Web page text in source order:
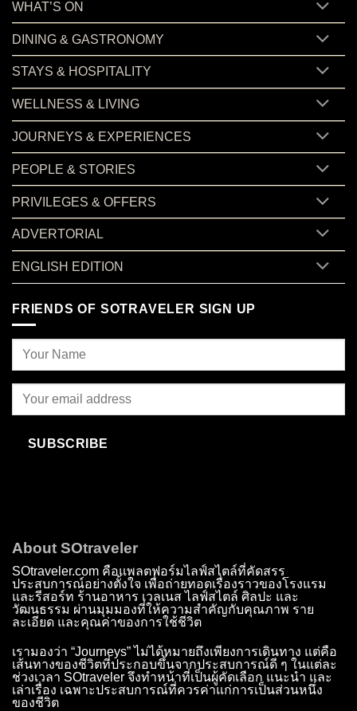
WHAT’S ON
DINING & GASTRONOMY
STAYS & HOSPITALITY
WELLNESS & LIVING
JOURNEYS & EXPERIENCES
PEOPLE & STORIES
PRIVILEGES & OFFERS
ADVERTORIAL
ENGLISH EDITION
FRIENDS OF SOTRAVELER SIGN UP
SUBSCRIBE
About SOtraveler
SOtraveler.com คือแพลตฟอร์มไลฟ์สไตล์ที่คัดสรร
ประสบการณ์อย่างตั้งใจ เพื่อถ่ายทอดเรื่องราวของโรงแรม
และรีสอร์ท ร้านอาหาร เวลเนส ไลฟ์สไตล์ ศิลปะ และ
วัฒนธรรม ผ่านมุมมองที่ให้ความสำคัญกับคุณภาพ ราย
ละเอียด และคุณค่าของการใช้ชีวิต
เรามองว่า “Journeys” ไม่ได้หมายถึงเพียงการเดินทาง แต่คือ
เส้นทางของชีวิตที่ประกอบขึ้นจากประสบการณ์ดี ๆ ในแต่ละ
ช่วงเวลา SOtraveler จึงทำหน้าที่เป็นผู้คัดเลือก แนะนำ และ
เล่าเรื่อง เฉพาะประสบการณ์ที่ควรค่าแก่การเป็นส่วนหนึ่ง
ของชีวิต